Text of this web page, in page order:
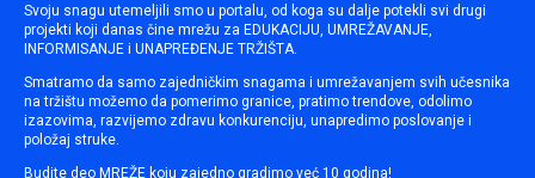
Svoju snagu utemeljili smo u portalu, od koga su dalje potekli svi drugi
projekti koji danas čine mrežu za EDUKACIJU, UMREŽAVANJE,
INFORMISANJE i UNAPREĐENJE TRŽIŠTA.
Smatramo da samo zajedničkim snagama i umrežavanjem svih učesnika
na tržištu možemo da pomerimo granice, pratimo trendove, odolimo
izazovima, razvijemo zdravu konkurenciju, unapredimo poslovanje i
položaj struke.
Budite deo MREŽE koju zajedno gradimo već 10 godina!